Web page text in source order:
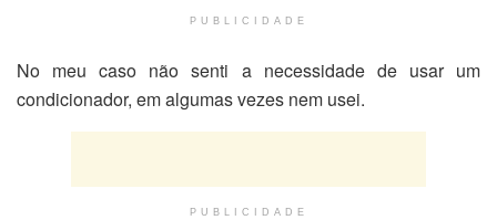
PUBLICIDADE
No meu caso não senti a necessidade de usar um
condicionador, em algumas vezes nem usei.
PUBLICIDADE